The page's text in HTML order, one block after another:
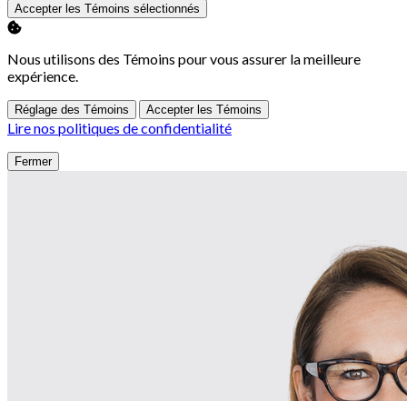
Accepter les Témoins sélectionnés
Nous utilisons des Témoins pour vous assurer la meilleure
expérience.
Réglage des Témoins Accepter les Témoins
Lire nos politiques de confidentialité
Fermer